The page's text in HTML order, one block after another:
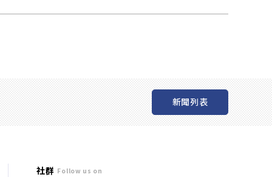
新聞列表
社群 Follow us on